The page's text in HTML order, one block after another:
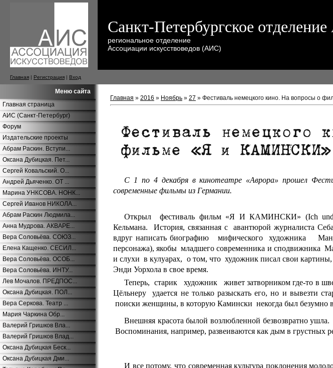
Санкт-Петербургское
региональное отделение
Ассоциации искусствоведов (АИС)
Главная | Регистрация | Вход
Меню сайта
Главная страница
АИС (Санкт-Петербург)
Форум
Издательские проекты
Абрам Раскин. Вступи...
Оксана Дубицкая. Пет...
Сергей Ковальский. О...
Андрей Дьяченко. ОТ ...
Марина УНКСОВА. НОНК...
Сергей Иванов НИКОЛА...
Абрам Раскин Людмила...
Анна Мудрова. АКВАРЕ...
Вера Соловьёва. СОЮЗ...
Елена Кащенко. СЕСИЛ...
Вера Соловьёва. ОСОБ...
Вера Соловьёва. ИНТУ...
Лев Мочалов. ПРЕДПОС...
Оксана Дубицкая. ПОЛ...
Вера Серкова. Театр ...
Мария Чаркина Обр...
Валерий Гришков Вла...
Валерий Гришков Влад...
Оксана Дубицкая Беск...
Оксана Дубицкая Дми...
Главная » 2016 » Ноябрь » 27 » Фестиваль немецкого кино. На вопросы о
С 1 по 4 декабря в кинотеатре «Аврора» прошел
современные фильмы из Германии.
Открыл фестиваль фильм «Я И КАМИНСКИ» (Ich und
Кельмана. История, связанная с авантюрой журналиста
вдруг написать биографию мифического художника
персонажа), якобы младшего современника и сподвижника
и слухи в кулуарах, о том, что художник писал свои
Энди Уорхола в свое время.
Теперь, старик художник живет затворником где-то в
Цёльнеру удается не только разыскать его, но и вывезти
поиски женщины, в которую Камински некогда был безумно
Внешняя красота былой возлюбленной безвозвратно
Воспоминания, например, развеиваются как дым в грустных
И все потому, что современная культура поклонения